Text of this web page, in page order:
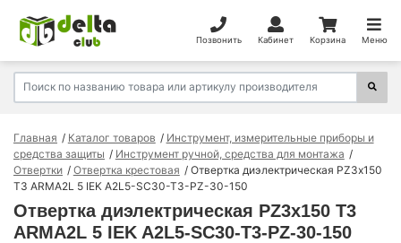
Позвонить Кабинет Корзина Меню
Главная Каталог товаров
Инструмент, измерительные приборы и
средства защиты
Инструмент ручной, средства для монтажа
Отвертки
Отвертка крестовая
Отвертка диэлектрическая PZ3х150
Т3 ARMA2L 5 IEK A2L5-SC30-T3-PZ-30-150
Отвертка диэлектрическая PZ3х150 Т3
ARMA2L 5 IEK A2L5-SC30-T3-PZ-30-150